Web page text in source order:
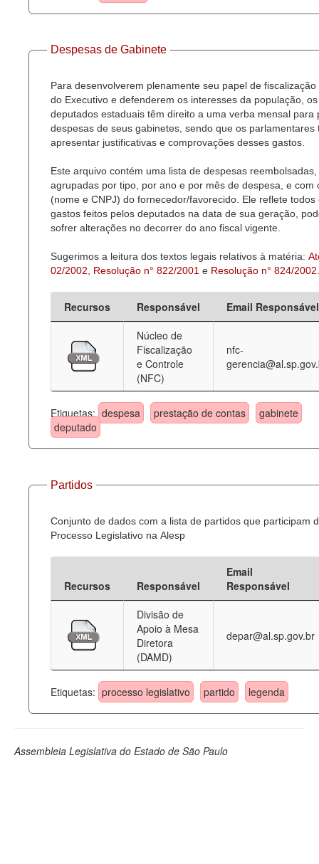
Agenda
Perguntas frequentes
Despesas de Gabinete
Para desenvolverem plenamente seu papel de fiscalização
do Executivo e defenderem os interesses da população, os
deputados estaduais têm direito a uma verba mensal para
despesas de seus gabinetes, sendo que os parlamentares
apresentar justificativas e comprovações desses gastos.
Este arquivo contém uma lista de despesas reembolsadas,
agrupadas por tipo, por ano e por mês de despesa, e com
(nome e CNPJ) do fornecedor/favorecido. Ele reflete todos
gastos feitos pelos deputados na data de sua geração,
sofrer alterações no decorrer do ano fiscal vigente.
Sugerimos a leitura dos textos legais relativos à matéria:
02/2002
Resolução n° 822/2001 e Resolução n° 824/2002
Recursos Responsável
Email Responsável
Núcleo de
Fiscalização
e Controle
(NFC)
nfc-
Etiquetas: despesa prestação de contas
gabinete
deputado
Partidos
Conjunto de dados com a lista de partidos que participam
Processo Legislativo na Alesp
Recursos Responsável
Email
Responsável
Divisão de
Apoio à Mesa
Diretora
(DAMD)
depar@al.sp.gov.br
Etiquetas: processo legislativo partido legenda
Assembleia Legislativa do Estado de São Paulo